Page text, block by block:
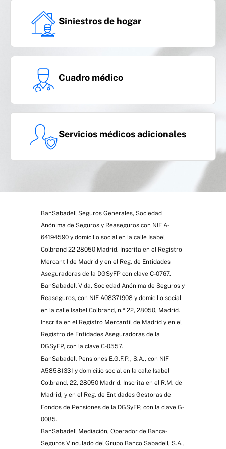
Siniestros de hogar
Cuadro médico
Servicios médicos adicionales
BanSabadell Seguros Generales, Sociedad
Anónima de Seguros y Reaseguros con NIF A-
64194590 y domicilio social en la calle Isabel
Colbrand 22 28050 Madrid. Inscrita en el Registro
Mercantil de Madrid y en el Reg. de Entidades
Aseguradoras de la DGSyFP con clave C-0767.
BanSabadell Vida, Sociedad Anónima de Seguros y
Reaseguros, con NIF A08371908 y domicilio social
en la calle Isabel Colbrand, n.º 22, 28050, Madrid.
Inscrita en el Registro Mercantil de Madrid y en el
Registro de Entidades Aseguradoras de la
DGSyFP, con la clave C-0557.
BanSabadell Pensiones E.G.F.P., S.A., con NIF
A58581331 y domicilio social en la calle Isabel
Colbrand, 22, 28050 Madrid. Inscrita en el R.M. de
Madrid, y en el Reg. de Entidades Gestoras de
Fondos de Pensiones de la DGSyFP, con la clave G-
0085.
BanSabadell Mediación, Operador de Banca-
Seguros Vinculado del Grupo Banco Sabadell, S.A.,